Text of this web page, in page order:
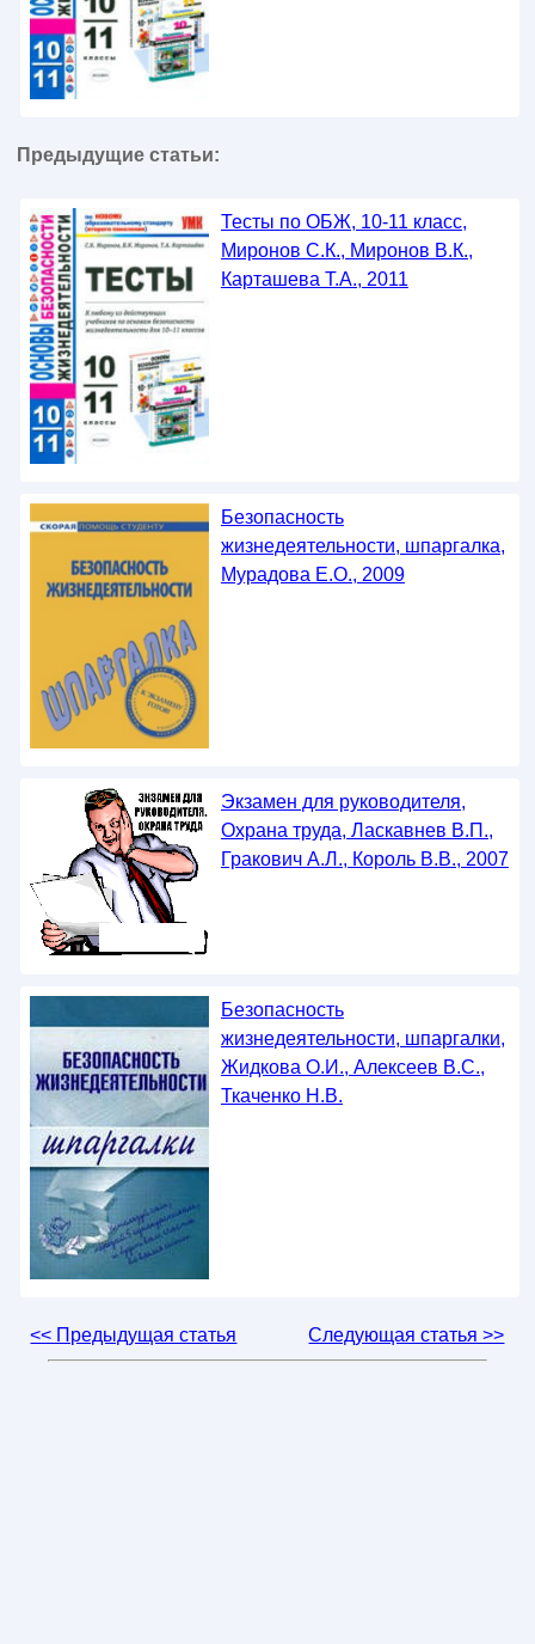
Предыдущие статьи:
Тесты по ОБЖ, 10-11 класс,
Миронов С.К., Миронов В.К.,
Карташева Т.А., 2011
Безопасность
жизнедеятельности, шпаргалка,
Мурадова Е.О., 2009
Экзамен для руководителя,
Охрана труда, Ласкавнев В.П.,
Гракович А.Л., Король В.В., 2007
Безопасность
жизнедеятельности, шпаргалки,
Жидкова О.И., Алексеев В.С.,
Ткаченко Н.В.
<< Предыдущая статья Следующая статья >>